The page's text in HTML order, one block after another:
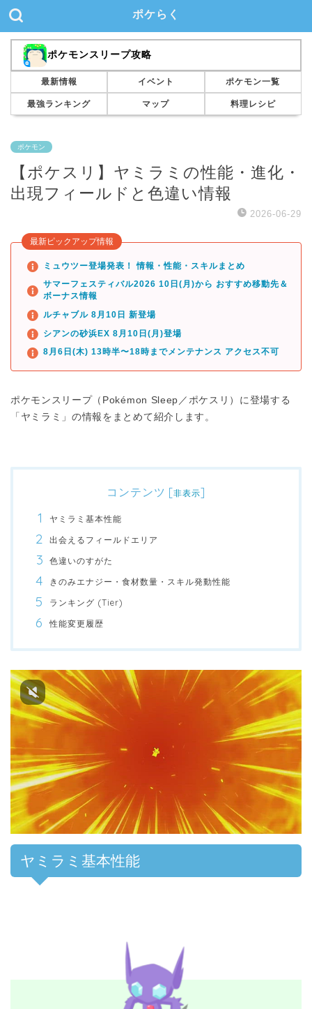
ポケらく
ポケモンスリープ攻略
最新情報 イベント ポケモン一覧
最強ランキング マップ 料理レシピ
ポケモン
【ポケスリ】ヤミラミの性能・進化・
出現フィールドと色違い情報
2026-06-29
最新ピックアップ情報
ミュウツー登場発表！ 情報・性能・スキルまとめ
サマーフェスティバル2026 10日(月)から おすすめ移動先＆
ボーナス情報
ルチャブル 8月10日 新登場
シアンの砂浜EX 8月10日(月)登場
8月6日(木) 13時半〜18時までメンテナンス アクセス不可
ポケモンスリープ（Pokémon Sleep／ポケスリ）に登場する
「ヤミラミ」の情報をまとめて紹介します。
コンテンツ [非表示]
ヤミラミ基本性能
出会えるフィールドエリア
色違いのすがた
きのみエナジー・食材数量・スキル発動性能
ランキング (Tier)
性能変更履歴
ヤミラミ基本性能